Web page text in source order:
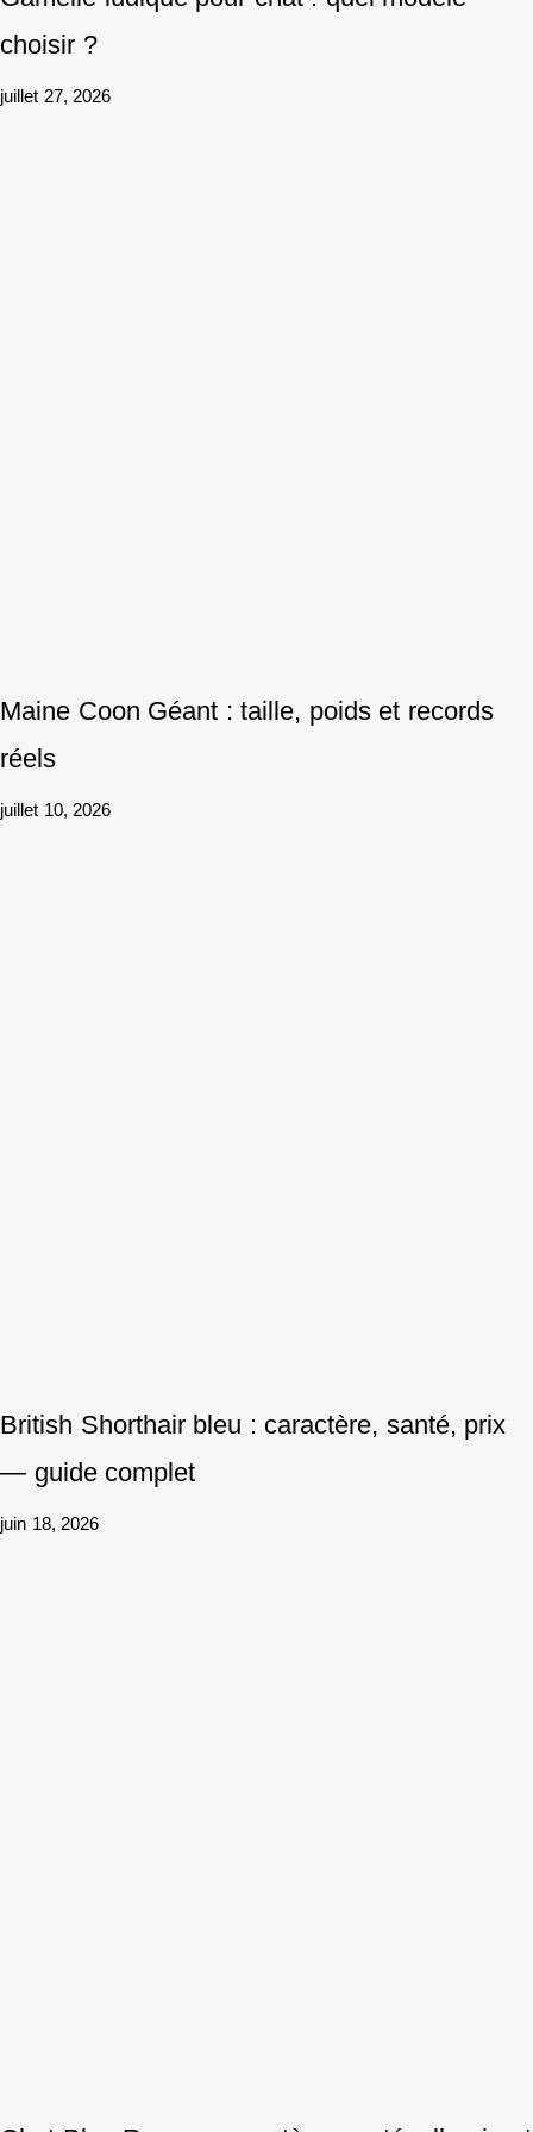
choisir ?
juillet 27, 2026
Maine Coon Géant : taille, poids et records
réels
juillet 10, 2026
British Shorthair bleu : caractère, santé, prix
— guide complet
juin 18, 2026